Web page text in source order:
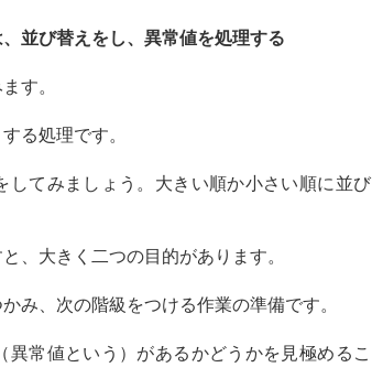
並び替えをし、異常値を処理する
す。
る処理です。
てみましょう。大きい順か小さい順に並び
、大きく二つの目的があります。
み、次の階級をつける作業の準備です。
常値という）があるかどうかを見極めるこ